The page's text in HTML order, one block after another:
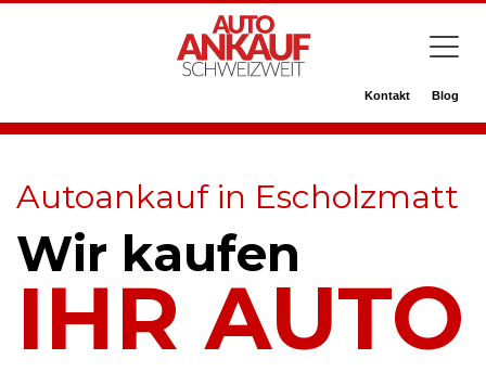
Kontakt Blog
Autoankauf in Escholzmatt
Wir kaufen
IHR AUTO